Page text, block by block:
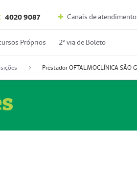
4020 9087 Canais de atendimento
Próprios 2º via de Boleto